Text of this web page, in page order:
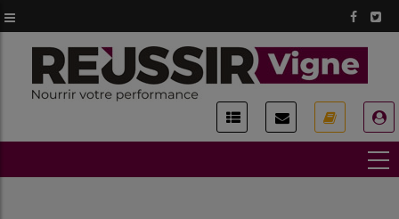
au
contenu
principal